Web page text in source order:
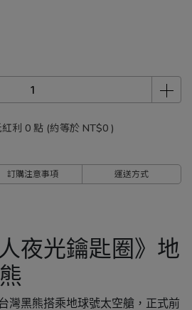
利 0 點 (約等於 NT$0 )
訂購注意事項 運送方式
夜光鑰匙圈》地
灣黑熊搭乘地球號太空艙，正式前